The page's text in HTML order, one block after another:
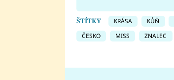
ŠTÍTKY KRÁSA KŮŇ
ČESKO
MISS ZNALEC